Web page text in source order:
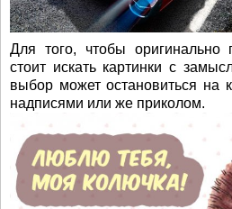
Для того, чтобы оригинально
стоит искать картинки с
выбор может остановиться на
надписями или же приколом.